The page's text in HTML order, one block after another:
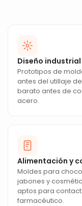
Diseño
Prototipos de
antes del utillaje
barato antes de
acero.
Alimentación y
Moldes para
jabones y
aptos para
farmacéutico.